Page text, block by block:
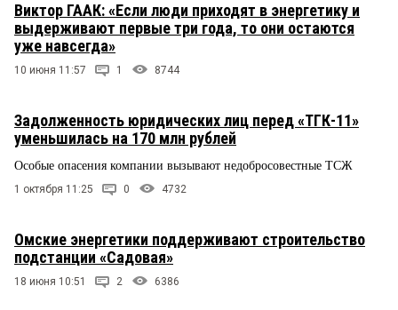
Виктор ГААК: «Если люди приходят в энергетику и
выдерживают первые три года, то они остаются
уже навсегда»
10 июня 11:57 1 8744
Задолженность юридических лиц перед «ТГК-11»
уменьшилась на 170 млн рублей
Особые опасения компании вызывают недобросовестные ТСЖ
1 октября 11:25 0 4732
Омские энергетики поддерживают строительство
подстанции «Садовая»
18 июня 10:51 2 6386